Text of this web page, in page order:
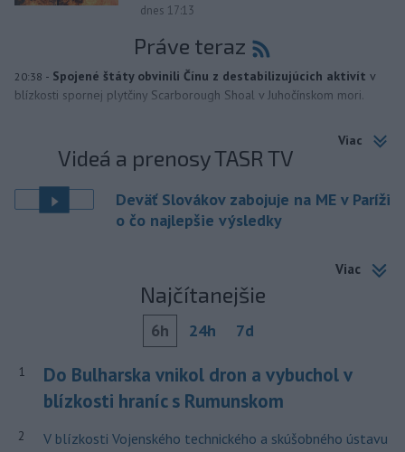
dnes 17:13
Práve teraz
20:38 - Spojené štáty obvinili Čínu z destabilizujúcich aktivít v
blízkosti spornej plytčiny Scarborough Shoal v Juhočínskom mori.
Viac
Videá a prenosy TASR TV
Deväť Slovákov zabojuje na ME v Paríži
o čo najlepšie výsledky
Viac
Najčítanejšie
6h 24h 7d
1
Do Bulharska vnikol dron a vybuchol v
blízkosti hraníc s Rumunskom
2
V blízkosti Vojenského technického a skúšobného ústavu